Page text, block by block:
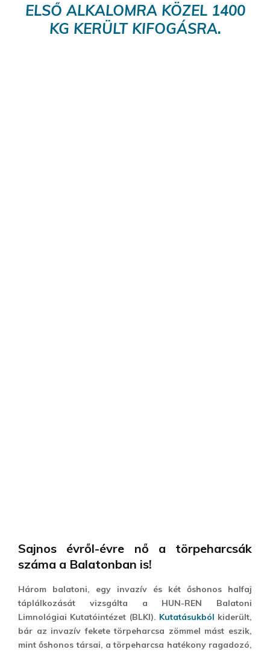
ELSŐ ALKALOMRA KÖZEL 1400
KG KERÜLT KIFOGÁSRA.
Sajnos évről-évre nő a törpeharcsák
száma a Balatonban is!
Három balatoni, egy invazív és két őshonos halfaj
táplálkozását vizsgálta a HUN-REN Balatoni
Limnológiai Kutatóintézet (BLKI). Kutatásukból kiderült,
bár az invazív fekete törpeharcsa zömmel mást eszik,
mint őshonos társai, a törpeharcsa hatékony ragadozó,